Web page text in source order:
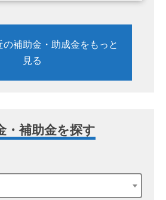
の補助金・助成金をもっと
見る
・補助金を探す